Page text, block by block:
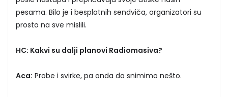
pesama. Bilo je i besplatnih sendviča, organizatori su
prosto na sve mislili.
HC: Kakvi su dalji planovi Radiomasiva?
Aca: Probe i svirke, pa onda da snimimo nešto.